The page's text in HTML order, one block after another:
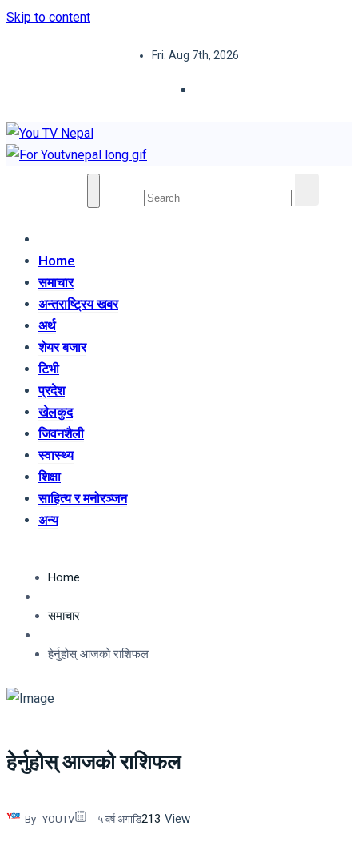
Skip to content
Fri. Aug 7th, 2026
Home
समाचार
अन्तराष्ट्रिय खबर
अर्थ
शेयर बजार
टिभी
प्रदेश
खेलकुद
जिवनशैली
स्वास्थ्य
शिक्षा
साहित्य र मनोरञ्जन
अन्य
Home
समाचार
हेर्नुहोस् आजको राशिफल
हेर्नुहोस् आजको राशिफल
By YOUTV ५ वर्ष अगाडि213 View